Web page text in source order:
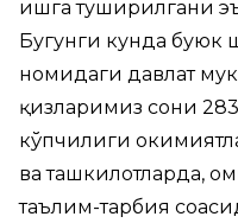
ишга туширилгани
Бугунги кунда буюк
номидаги давлат
қизларимиз сони
кўпчилиги
ва ташкилотларда,
таълим-тарбия